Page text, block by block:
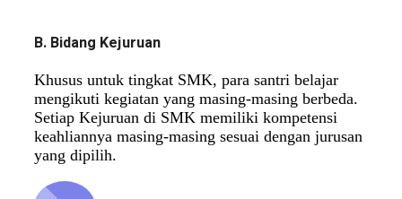
B. Bidang Kejuruan
Khusus untuk tingkat SMK, para santri belajar
mengikuti kegiatan yang masing-masing berbeda.
Setiap Kejuruan di SMK memiliki kompetensi
keahliannya masing-masing sesuai dengan jurusan
yang dipilih.